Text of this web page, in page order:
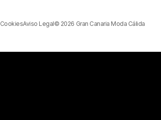
CookiesAviso Legal© 2026 Gran Canaria Moda Cálida